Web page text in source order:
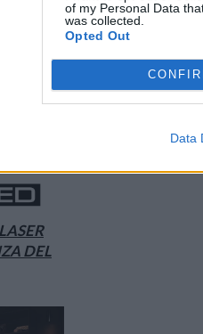
of my Personal Data
was collected.
Opted Out
Data
Stampa
VOLTA
DEL